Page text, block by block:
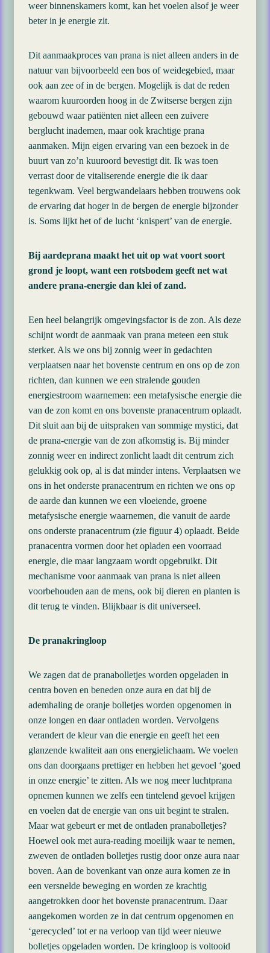
weer binnenskamers komt, kan het voelen alsof je weer
beter in je energie zit.
Dit aanmaakproces van prana is niet alleen anders in de
natuur van bijvoorbeeld een bos of weidegebied, maar
ook aan zee of in de bergen. Mogelijk is dat de reden
waarom kuuroorden hoog in de Zwitserse bergen zijn
gebouwd waar patiënten niet alleen een zuivere
berglucht inademen, maar ook krachtige prana
aanmaken. Mijn eigen ervaring van een bezoek in de
buurt van zo’n kuuroord bevestigt dit. Ik was toen
verrast door de vitaliserende energie die ik daar
tegenkwam. Veel bergwandelaars hebben trouwens ook
de ervaring dat hoger in de bergen de energie bijzonder
is. Soms lijkt het of de lucht ‘knispert’ van de energie.
Bij aardeprana maakt het uit op wat voort soort
grond je loopt, want een rotsbodem geeft net wat
andere prana-energie dan klei of zand.
Een heel belangrijk omgevingsfactor is de zon. Als deze
schijnt wordt de aanmaak van prana meteen een stuk
sterker. Als we ons bij zonnig weer in gedachten
verplaatsen naar het bovenste centrum en ons op de zon
richten, dan kunnen we een stralende gouden
energiestroom waarnemen: een metafysische energie die
van de zon komt en ons bovenste pranacentrum oplaadt.
Dit sluit aan bij de uitspraken van sommige mystici, dat
de prana-energie van de zon afkomstig is. Bij minder
zonnig weer en indirect zonlicht laadt dit centrum zich
gelukkig ook op, al is dat minder intens. Verplaatsen we
ons in het onderste pranacentrum en richten we ons op
de aarde dan kunnen we een vloeiende, groene
metafysische energie waarnemen, die vanuit de aarde
ons onderste pranacentrum (zie figuur 4) oplaadt. Beide
pranacentra vormen door het opladen een voorraad
energie, die maar langzaam wordt opgebruikt. Dit
mechanisme voor aanmaak van prana is niet alleen
voorbehouden aan de mens, ook bij dieren en planten is
dit terug te vinden. Blijkbaar is dit universeel.
De pranakringloop
We zagen dat de pranabolletjes worden opgeladen in
centra boven en beneden onze aura en dat bij de
ademhaling de oranje bolletjes worden opgenomen in
onze longen en daar ontladen worden. Vervolgens
verandert de kleur van die energie en geeft het een
glanzende kwaliteit aan ons energielichaam. We voelen
ons dan doorgaans prettiger en hebben het gevoel ‘goed
in onze energie’ te zitten. Als we nog meer luchtprana
opnemen kunnen we zelfs een tintelend gevoel krijgen
en voelen dat de energie van ons uit begint te stralen.
Maar wat gebeurt er met de ontladen pranabolletjes?
Hoewel ook met aura-reading moeilijk waar te nemen,
zweven de ontladen bolletjes rustig door onze aura naar
boven. Aan de bovenkant van onze aura komen ze in
een versnelde beweging en worden ze krachtig
aangetrokken door het bovenste pranacentrum. Daar
aangekomen worden ze in dat centrum opgenomen en
‘gerecycled’ tot er na verloop van tijd weer nieuwe
bolletjes opgeladen worden. De kringloop is voltooid